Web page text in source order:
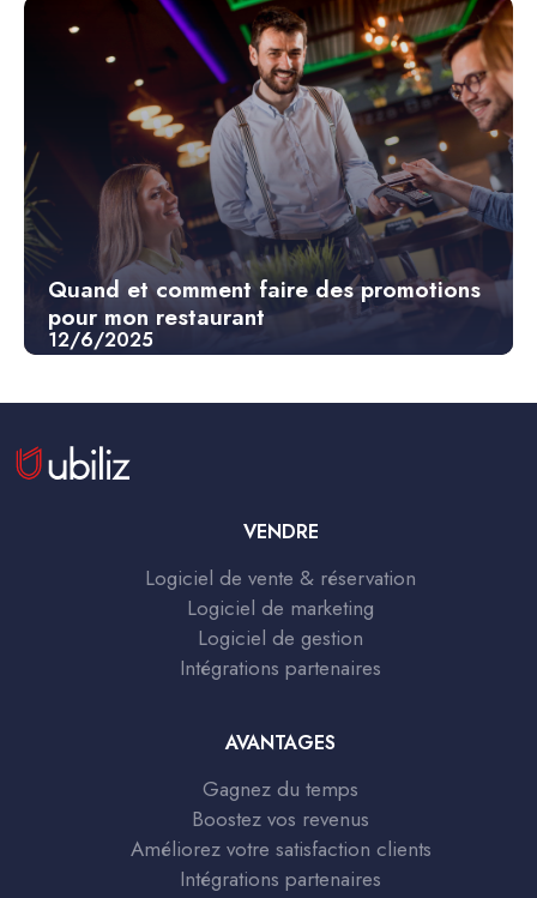
12/6/2025
Quand et comment faire des promotions
pour mon restaurant
VENDRE
Logiciel de vente & réservation
Logiciel de marketing
Logiciel de gestion
Intégrations partenaires
AVANTAGES
Gagnez du temps
Boostez vos revenus
Améliorez votre satisfaction clients
Intégrations partenaires